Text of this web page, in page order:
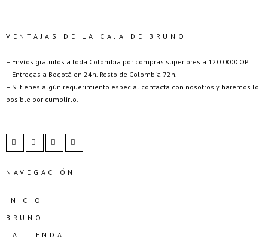
VENTAJAS DE LA CAJA DE BRUNO
– Envíos gratuitos a toda Colombia por compras superiores a 120.000COP
– Entregas a Bogotá en 24h. Resto de Colombia 72h.
– Si tienes algún requerimiento especial contacta con nosotros y haremos lo
posible por cumplirlo.
NAVEGACIÓN
INICIO
BRUNO
LA TIENDA